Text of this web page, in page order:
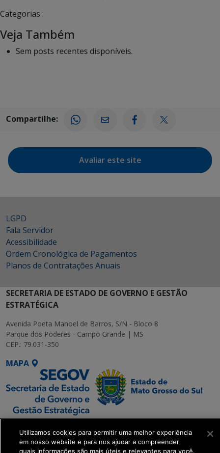
Categorias :
Veja Também
Sem posts recentes disponíveis.
Compartilhe:
Avaliar este site
LGPD
Fala Servidor
Acessibilidade
Ordem Cronológica de Pagamentos
Planos de Contratações Anuais
SECRETARIA DE ESTADO DE GOVERNO E GESTÃO
ESTRATÉGICA
Avenida Poeta Manoel de Barros, S/N - Bloco 8
Parque dos Poderes - Campo Grande | MS
CEP.: 79.031-350
MAPA
SETDIG | Secretaria-
Executiva de
Utilizamos cookies para permitir uma melhor experiência
em nosso website e para nos ajudar a compreender
quais informações são mais úteis e relevantes para você.